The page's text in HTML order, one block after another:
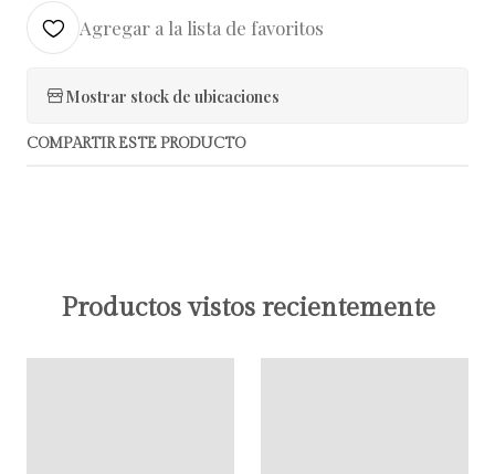
Agregar a la lista de favoritos
Mostrar stock de ubicaciones
COMPARTIR ESTE PRODUCTO
Productos vistos recientemente